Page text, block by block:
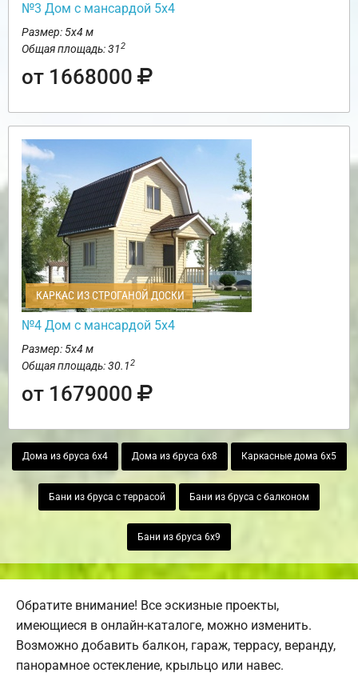
№3 Дом с мансардой 5х4
Размер: 5х4 м
Общая площадь: 312
от 1668000
КАРКАС ИЗ СТРОГАНОЙ ДОСКИ
№4 Дом с мансардой 5х4
Размер: 5х4 м
Общая площадь: 30.12
от 1679000
Дома из бруса 6х4 Дома из бруса 6х8 Каркасные дома 6х5
Бани из бруса с террасой Бани из бруса с балконом
Бани из бруса 6х9
Обратите внимание! Все эскизные проекты,
имеющиеся в онлайн-каталоге, можно изменить.
Возможно добавить балкон, гараж, террасу, веранду,
панорамное остекление, крыльцо или навес.